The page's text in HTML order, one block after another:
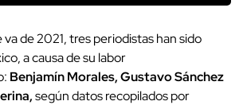
de 2021, tres periodistas han sido
a causa de su labor
Benjamín Morales, Gustavo Sánchez
según datos recopilados por